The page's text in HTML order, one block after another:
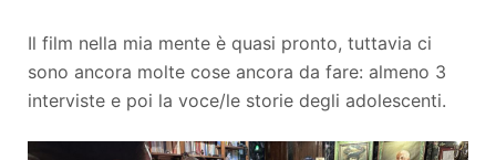
Il film nella mia mente è quasi pronto, tuttavia ci
sono ancora molte cose ancora da fare: almeno 3
interviste e poi la voce/le storie degli adolescenti.